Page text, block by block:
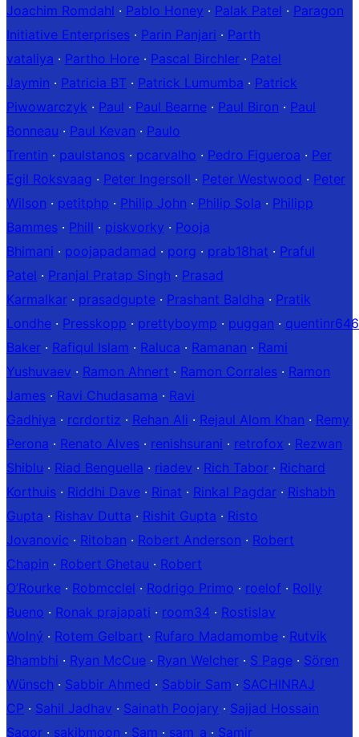
Joachim Romdahl · Pablo Honey · Palak Patel · Paragon
Initiative Enterprises · Parin Panjari · Parth
vataliya · Partho Hore · Pascal Birchler · Patel
Jaymin · Patricia BT · Patrick Lumumba · Patrick
Piwowarczyk · Paul · Paul Bearne · Paul Biron · Paul
Bonneau · Paul Kevan · Paulo
Trentin · paulstanos · pcarvalho · Pedro Figueroa · Per
Egil Roksvaag · Peter Ingersoll · Peter Westwood · Peter
Wilson · petitphp · Philip John · Philip Sola · Philipp
Bammes · Phill · piskvorky · Pooja
Bhimani · poojapadamad · porg · prab18hat · Praful
Patel · Pranjal Pratap Singh · Prasad
Karmalkar · prasadgupte · Prashant Baldha · Pratik
Londhe · Presskopp · prettyboymp · puggan ·
Baker · Rafiqul Islam · Raluca · Ramanan · Rami
Yushuvaev · Ramon Ahnert · Ramon Corrales · Ramon
James · Ravi Chudasama · Ravi
Gadhiya · rcrdortiz · Rehan Ali · Rejaul Alom Khan · Remy
Perona · Renato Alves · renishsurani · retrofox · Rezwan
Shiblu · Riad Benguella · riadev · Rich Tabor · Richard
Korthuis · Riddhi Dave · Rinat · Rinkal Pagdar · Rishabh
Gupta · Rishav Dutta · Rishit Gupta · Risto
Jovanovic · Ritoban · Robert Anderson · Robert
Chapin · Robert Ghetau · Robert
O’Rourke · Robmcclel · Rodrigo Primo · roelof · Rolly
Bueno · Ronak prajapati · room34 · Rostislav
Wolný · Rotem Gelbart · Rufaro Madamombe · Rutvik
Bhambhi · Ryan McCue · Ryan Welcher · S Page · Sören
Wünsch · Sabbir Ahmed · Sabbir Sam · SACHINRAJ
CP · Sahil Jadhav · Sainath Poojary · Sajjad Hossain
Sagor · sakibmoon · Sam · sam_a · Samir